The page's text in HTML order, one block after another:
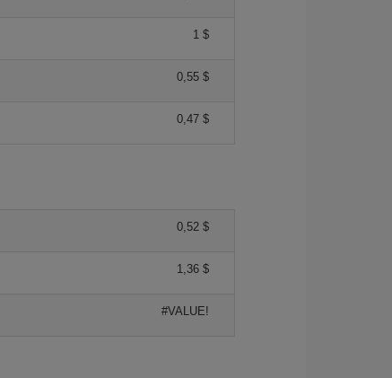
1 $
0,55 $
0,47 $
0,52 $
1,36 $
#VALUE!